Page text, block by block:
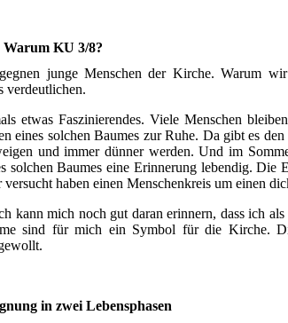
KU 3/8?
junge Menschen der Kirche. Warum
verdeutlichen.
etwas Faszinierendes. Viele Menschen
eines solchen Baumes zur Ruhe. Da gibt es
und immer dünner werden. Und im
solchen Baumes eine Erinnerung lebendig.
haben einen Menschenkreis um einen
kann mich noch gut daran erinnern, dass ich
sind für mich ein Symbol für die Kirche.
in zwei Lebensphasen